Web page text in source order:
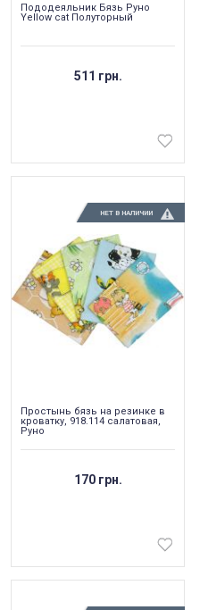
Чехол на кресло с
спинкой Slavich
Пододеяльник Бязь Руно
Yellow cat Полуторный
511 грн.
НЕТ В НАЛИЧИИ
Простынь бязь на резинке в
кроватку, 918.114 салатовая,
Руно
170 грн.